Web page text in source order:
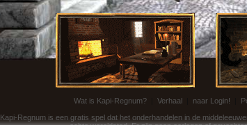
Wat is Kapi-Regnum? Verhaal naar Login!
Kapi-Regnum is een gratis spel dat het onderhandelen in de